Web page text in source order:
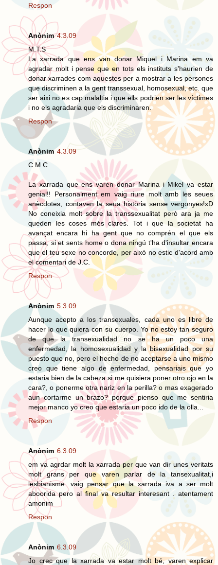
Respon
Anònim 4.3.09
M.T.S
La xarrada que ens van donar Miquel i Marina em va
agradar molt i pense que en tots els instituts s'haurien de
donar xarrades com aquestes per a mostrar a les persones
que discriminen a la gent transsexual, homosexual, etc. que
ser aixi no es cap malaltia i que ells podrien ser les víctimes
i no els agradaria que els discriminaren.
Respon
Anònim 4.3.09
C.M.C
La xarrada que ens varen donar Marina i Mikel va estar
genial!! Personalment em vaig riure molt amb les seues
anècdotes, contaven la seua història sense vergonyes!xD
No coneixia molt sobre la transsexualitat però ara ja me
queden les coses més clares. Tot i que la societat ha
avançat encara hi ha gent que no comprén el que els
passa, si et sents home o dona ningú t'ha d'insultar encara
que el teu sexe no concorde, per això no estic d'acord amb
el comentari de J.C.
Respon
Anònim 5.3.09
Aunque acepto a los transexuales, cada uno es libre de
hacer lo que quiera con su cuerpo. Yo no estoy tan seguro
de que la transexualidad no se ha un poco una
enfermedad, la homosexualidad y la bisexualidad por su
puesto que no, pero el hecho de no aceptarse a uno mismo
creo que tiene algo de enfermedad, pensariais que yo
estaria bien de la cabeza si me quisiera poner otro ojo en la
cara?, o ponerme otra nariz en la perilla? o mas exagerado
aun cortarme un brazo? porque pienso que me sentiria
mejor manco yo creo que estaria un poco ido de la olla...
Respon
Anònim 6.3.09
em va agrdar molt la xarrada per que van dir unes veritats
molt grans per que varen parlar de la tansexualitat,i
lesbianisme .vaig pensar que la xarrada iva a ser molt
aboorida pero al final va resultar interesant . atentament
amonim
Respon
Anònim 6.3.09
Jo crec que la xarrada va estar molt bé, varen explicar